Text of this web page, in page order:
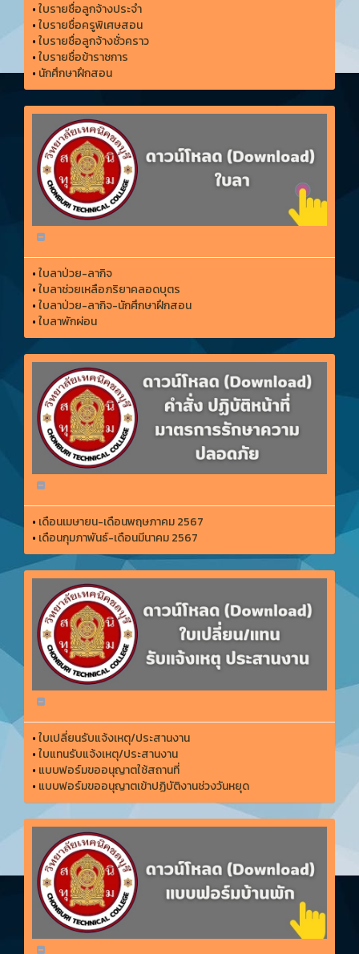
•ใบรายชื่อลูกจ้างประจำ
•ใบรายชื่อครูพิเศษสอน
•ใบรายชื่อลูกจ้างชั่วคราว
•ใบรายชื่อข้าราชการ
• นักศึกษาฝึกสอน
•ใบลาป่วย-ลากิจ
•ใบลาช่วยเหลือภริยาคลอดบุตร
•ใบลาป่วย-ลากิจ-นักศึกษาฝึกสอน
•ใบลาพักผ่อน
• เดือนเมษายน-เดือนพฤษภาคม 2567
• เดือนกุมภาพันธ์-เดือนมีนาคม 2567
•ใบเปลี่ยนรับแจ้งเหตุ/ประสานงาน
•ใบแทนรับแจ้งเหตุ/ประสานงาน
• แบบฟอร์มขออนุญาตใช้สถานที่
• แบบฟอร์มขออนุญาตเข้าปฏิบัติงานช่วงวันหยุด